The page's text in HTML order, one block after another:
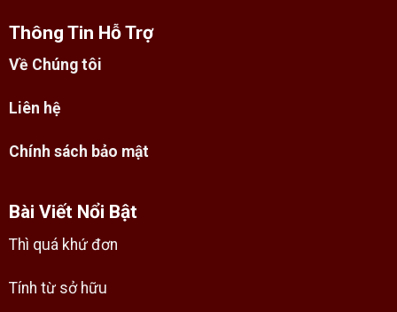
Thông Tin Hỗ Trợ
Về Chúng tôi
Liên hệ
Chính sách bảo mật
Bài Viết Nổi Bật
Thì quá khứ đơn
Tính từ sở hữu